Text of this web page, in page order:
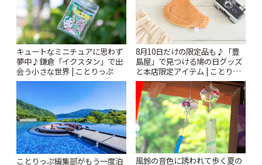
キュートなミニチュアに思わず
夢中♪鎌倉「イクスタン」で出
会う小さな世界 | ことりっぷ
8月10日だけの限定品も♪「豊
島屋」で見つける鳩の日グッズ
と本店限定アイテム | ことりっ
ぷ
ことりっぷ編集部がもう一度泊
風鈴の音色に誘われて歩く夏の